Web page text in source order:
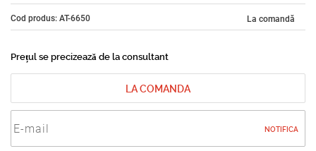
Cod produs: AT-6650 La comandă
Prețul se precizează de la consultant
LA COMANDA
NOTIFICA